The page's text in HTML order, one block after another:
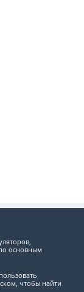
основным
чтобы найти